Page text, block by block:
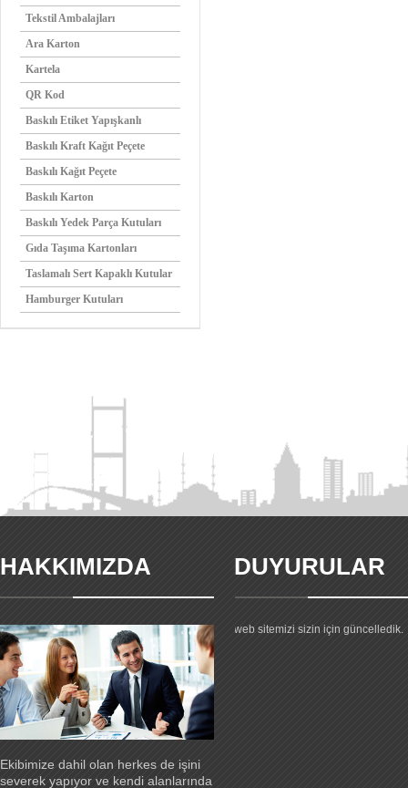
Tekstil Ambalajları
Ara Karton
Kartela
QR Kod
Baskılı Etiket Yapışkanlı
Baskılı Kraft Kağıt Peçete
Baskılı Kağıt Peçete
Baskılı Karton
Baskılı Yedek Parça Kutuları
Gıda Taşıma Kartonları
Taslamalı Sert Kapaklı Kutular
Hamburger Kutuları
HAKKIMIZDA
Ekibimize dahil olan herkes de işini
severek yapıyor ve kendi alanlarında
DUYURULAR
Yeni web sitemiz yayında.